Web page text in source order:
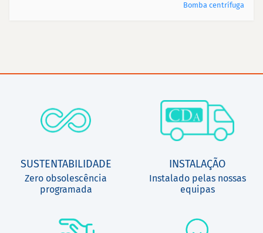
Bomba centrífuga
SUSTENTABILIDADE
Zero obsolescência
programada
INSTALAÇÃO
Instalado pelas nossas
equipas